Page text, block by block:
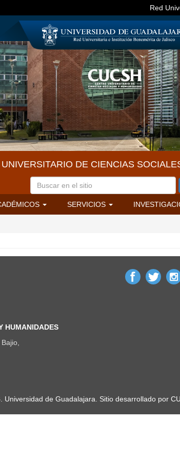
Red
DE CIENCIAS
SERVICIOS
HUMANIDADES
Universidad de Guadalajara. Sitio desarrollado por